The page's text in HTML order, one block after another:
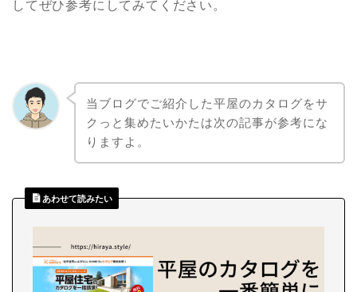
してぜひ参考にしてみてください。
当ブログでご紹介した平屋のカタログをサ
クっと集めたいかたは次の記事が参考にな
りますよ。
あわせて読みたい